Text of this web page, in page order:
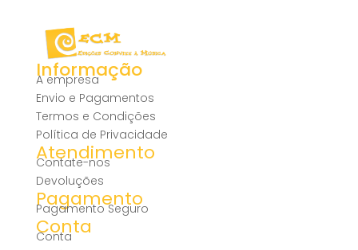
Informação
A empresa
Envio e Pagamentos
Termos e Condições
Política de Privacidade
Atendimento
Contate-nos
Devoluções
Pagamento
Pagamento Seguro
Conta
Conta